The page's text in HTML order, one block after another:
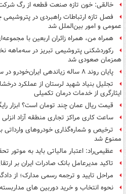
خالقی: خون تازه صنعت قطعه از رگ
فصل تازه ارتباطات راهبردی در
عمومی و امور بین‌الملل شد
همراه من، همراه زائران اربعین با
رکوردشکنی پتروشیمی تبریز در سه‌ماهه
همزمان صعودی شد
پایان روند ۸ ساله زیاندهی ایران‌خودرو در سال ۱۴۰۴
تجلیل بنیاد شهید لرستان از عملکرد
ایثارگری از خدمات درمان تکمیلی
قیمت ریال عمان چند تومان است؟ ابزار
ساعت کاری مراکز تجاری منطقه آزاد انزلی تا ۲ بامداد
ترخیص و شماره‌گذاری خودروهای وارداتی
ممنوع شد
عظیمی‌راد: اعتبار مالیاتی باید به
تاکید مدیرعامل بانک صادرات ایران بر
مراحل تایید و ترجمه رسمی مدارک؛ از
نحوه انتخاب و خرید دوربین های